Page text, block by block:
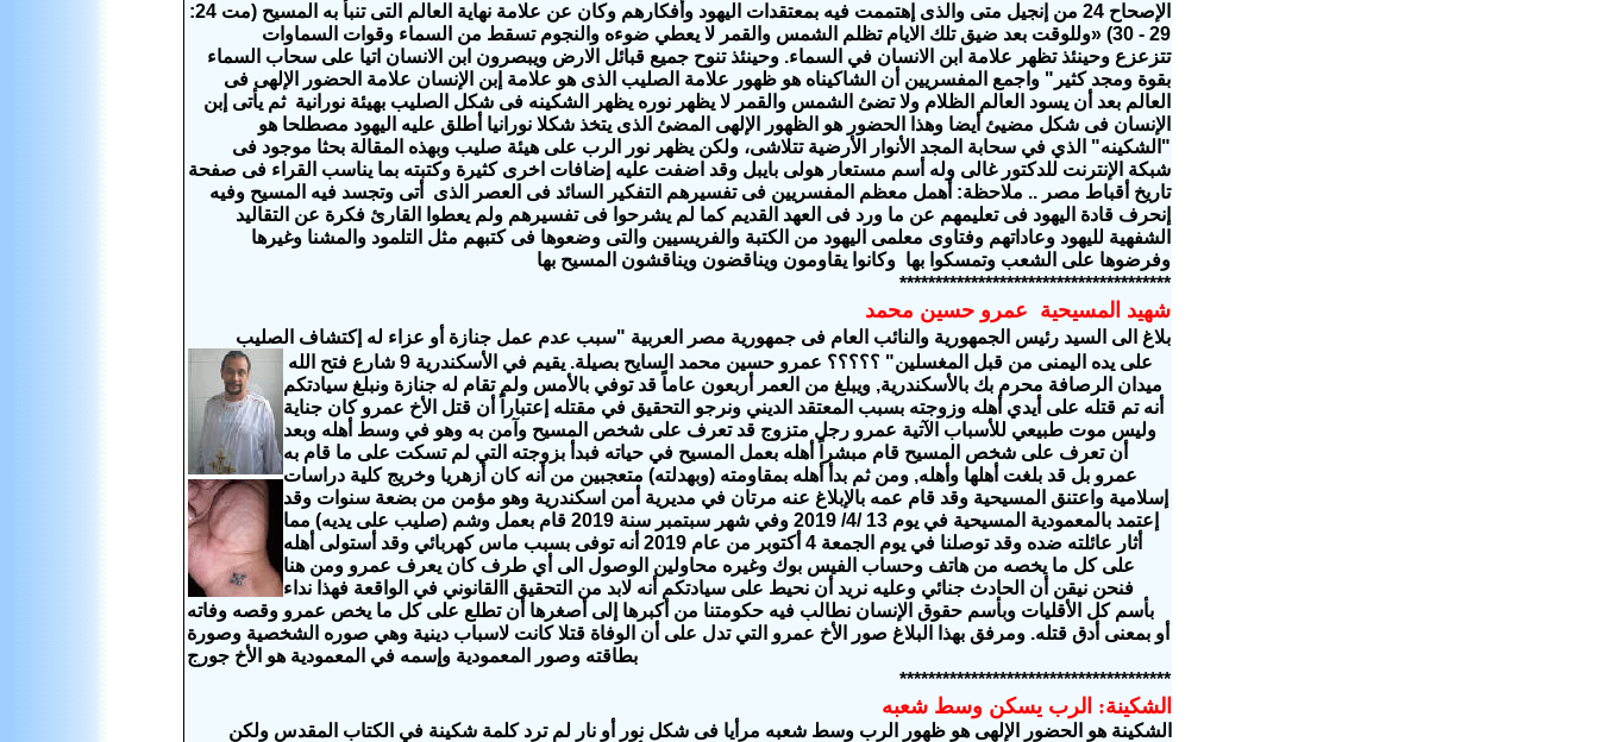
الإصحاح 24 من إنجيل متى والذى إهتممت فيه بمعتقدات اليهود وأفكارهم وكان عن علامة نهاية العالم
التى تنبأ به المسيح
(مت 24:
29 - 30) «وللوقت بعد ضيق تلك الايام تظلم الشمس والقمر لا يعطي ضوءه والنجوم تسقط من السماء وقوات السماوات
تتزعزع وحينئذ تظهر علامة ابن الانسان في السماء. وحينئذ تنوح جميع قبائل الارض ويبصرون ابن الانسان اتيا على سحاب السماء
بقوة ومجد كثير" واجمع المفسريين أن الشاكيناه هو ظهور علامة الصليب الذى هو علامة إبن الإنسان علامة الحضور الإلهى فى
العالم بعد أن يسود العالم الظلام ولا تضئ الشمس والقمر لا يظهر نوره يظهر الشكينه فى شكل الصليب بهيئة نورانية ثم يأتى إبن
الإنسان فى شكل مضيئ أيضا وهذا الحضور هو الظهور الإلهى المضئ الذى يتخذ شكلا نورانيا أطلق عليه اليهود مصطلحا هو
"الشكينه" الذي في سحابة المجد الأنوار الأرضية تتلاشى، ولكن يظهر نور الرب على هيئة صليب وبهذه المقالة بحثا موجود فى
شبكة الإنترنت للدكتور غالى وله أسم مستعار هولى بايبل وقد اضفت عليه إضافات اخرى كثيرة وكتبته بما يناسب القراء فى صفحة
تاريخ أقباط مصر .. ملاحظة: أهمل معظم المفسريين فى تفسيرهم التفكير السائد فى العصر الذى أتى وتجسد فيه المسيح وفيه
إنحرف قادة اليهود فى تعليمهم عن ما ورد فى العهد القديم كما لم يشرحوا فى تفسيرهم ولم يعطوا القارئ فكرة عن التقاليد
الشفهية لليهود وعاداتهم وفتاوى معلمى اليهود من الكتبة والفريسيين والتى وضعوها فى كتبهم مثل التلمود والمشنا وغيرها
وفرضوها على الشعب وتمسكوا بها وكانوا يقاومون ويناقضون ويناقشون المسيح بها
**************************************
شهيد المسيحية عمرو حسين محمد
بلاغ الى السيد رئيس الجمهورية والنائب العام فى جمهورية مصر العربية "سبب عدم عمل جنازة أو عزاء له إكتشاف الصليب
ميدان الرصافة محرم بك بالأسكندرية, ويبلغ من العمر أربعون عاماً قد توفي بالأمس ولم تقام له جنازة ونبلغ سيادتكم
أنه تم قتله على أيدي أهله وزوجته بسبب المعتقد الديني ونرجو التحقيق في مقتله إعتباراً أن قتل الأخ عمرو كان جناية
وليس موت طبيعي للأسباب الآتية عمرو رجل متزوج قد تعرف على شخص المسيح وآمن به وهو في وسط أهله وبعد
أن تعرف على شخص المسيح قام مبشراً أهله بعمل المسيح في حياته فبدأ بزوجته التي لم تسكت على ما قام به
عمرو بل قد بلغت أهلها وأهله, ومن ثم بدأ أهله بمقاومته (وبهدلته) متعجبين من أنه كان أزهريا وخريج كلية دراسات
إسلامية واعتنق المسيحية وقد قام عمه بالإبلاغ عنه مرتان في مديرية أمن اسكندرية وهو مؤمن من بضعة سنوات وقد
إعتمد بالمعمودية المسيحية في يوم 13 /4/ 2019 وفي شهر سبتمبر سنة 2019 قام بعمل وشم (صليب على يديه) مما
أثار عائلته ضده وقد توصلنا في يوم الجمعة 4 أكتوبر من عام 2019 أنه توفى بسبب ماس كهربائي وقد أستولى أهله
على كل ما يخصه من هاتف وحساب الفيس بوك وغيره محاولين الوصول الى أي طرف كان يعرف عمرو ومن هنا
فنحن نيقن أن الحادث جنائي وعليه نريد أن نحيط على سيادتكم أنه لابد من التحقيق االقانوني في الواقعة فهذا نداء
بأسم كل الأقليات وبأسم حقوق الإنسان نطالب فيه حكومتنا من أكبرها إلى أصغرها أن تطلع على كل ما يخص عمرو وقصه وفاته
أو بمعنى أدق قتله. ومرفق بهذا البلاغ صور الأخ عمرو التي تدل على أن الوفاة قتلا كانت لاسباب دينية وهي صوره الشخصية وصورة
بطاقته وصور المعمودية وإسمه في المعمودية هو الأخ جورج
**************************************
الشكينة: الرب يسكن وسط شعبه
الشكينة هو الحضور الإلهى هو ظهور الرب وسط شعبه مرأيا فى شكل نور أو نار لم ترد كلمة شكينة في الكتاب المقدس ولكن